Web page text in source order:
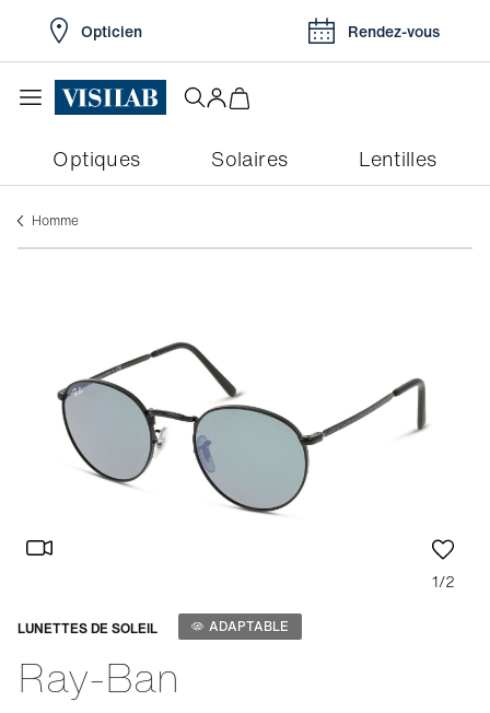
Opticien Rendez-vous
Optiques Solaires Lentilles
Homme
1/2
LUNETTES DE SOLEIL ADAPTABLE
Ray-Ban
Adaptable